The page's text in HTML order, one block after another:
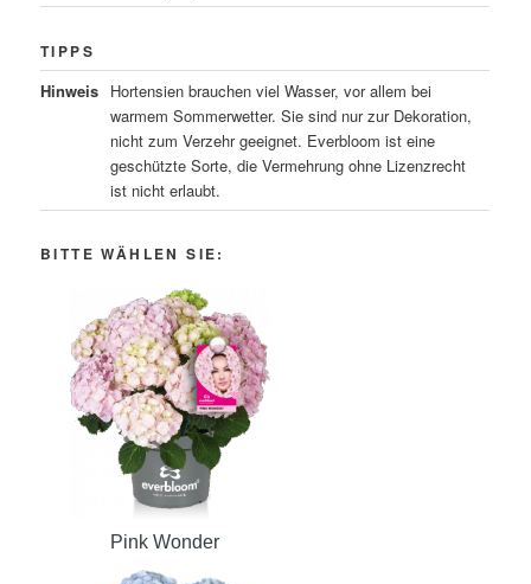
TIPPS
Hinweis Hortensien brauchen viel Wasser, vor allem bei
warmem Sommerwetter. Sie sind nur zur Dekoration,
nicht zum Verzehr geeignet. Everbloom ist eine
geschützte Sorte, die Vermehrung ohne Lizenzrecht
ist nicht erlaubt.
BITTE WÄHLEN SIE:
Pink Wonder